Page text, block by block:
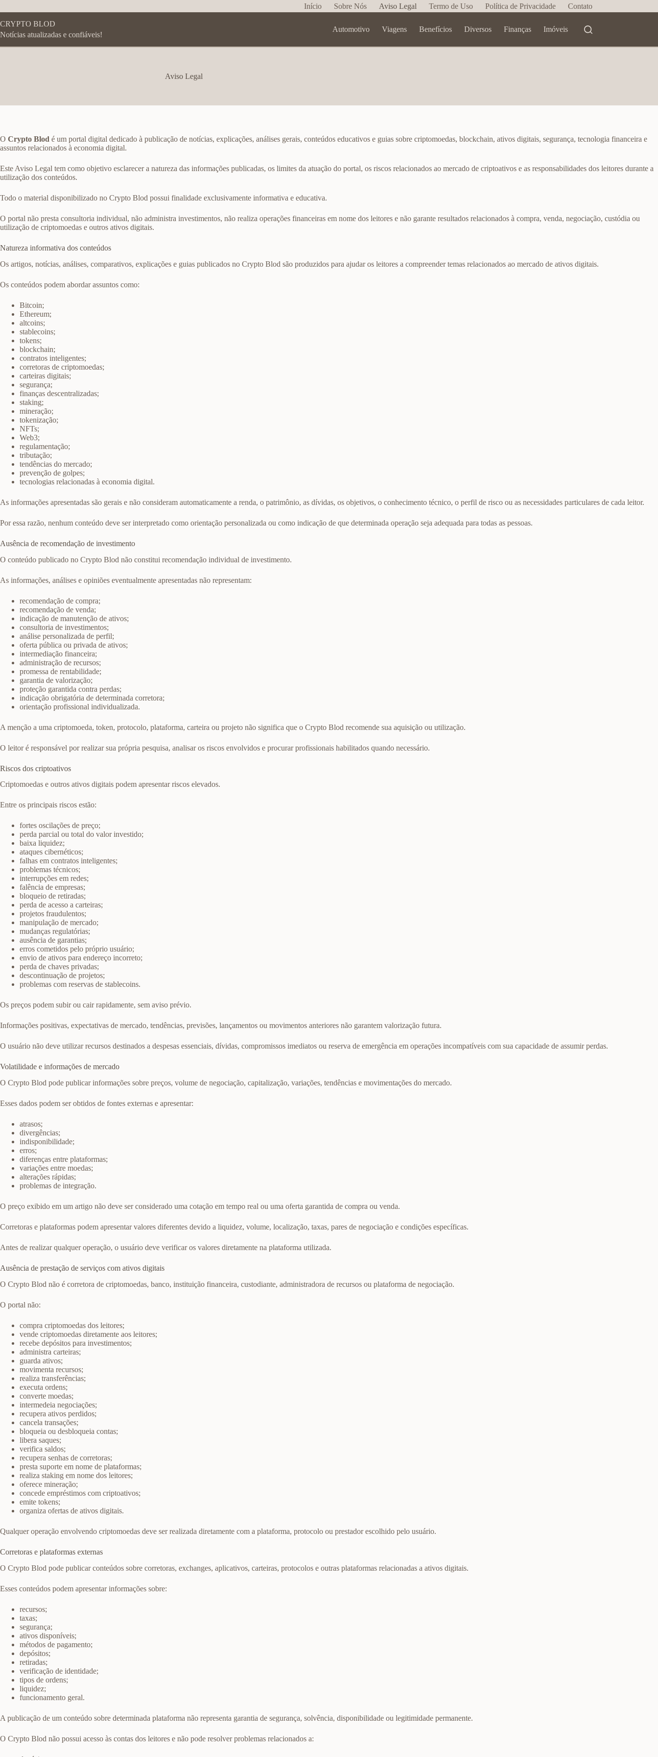
para
o
conteúdo
Início Sobre Nós Aviso Legal Termo de Uso Política de Privacidade Contato
CRYPTO BLOD
Notícias atualizadas e confiáveis!
Automotivo Viagens Benefícios Diversos Finanças Imóveis
Aviso Legal
O Crypto Blod é um portal digital dedicado à publicação de notícias, explicações, análises gerais, conteúdos educativos e guias sobre criptomoedas, blockchain, ativos digitais, segurança, tecnologia financeira e
assuntos relacionados à economia digital.
Este Aviso Legal tem como objetivo esclarecer a natureza das informações publicadas, os limites da atuação do portal, os riscos relacionados ao mercado de criptoativos e as responsabilidades dos leitores durante a
utilização dos conteúdos.
Todo o material disponibilizado no Crypto Blod possui finalidade exclusivamente informativa e educativa.
O portal não presta consultoria individual, não administra investimentos, não realiza operações financeiras em nome dos leitores e não garante resultados relacionados à compra, venda, negociação, custódia ou
utilização de criptomoedas e outros ativos digitais.
Natureza informativa dos conteúdos
Os artigos, notícias, análises, comparativos, explicações e guias publicados no Crypto Blod são produzidos para ajudar os leitores a compreender temas relacionados ao mercado de ativos digitais.
Os conteúdos podem abordar assuntos como:
Bitcoin;
Ethereum;
altcoins;
stablecoins;
tokens;
blockchain;
contratos inteligentes;
corretoras de criptomoedas;
carteiras digitais;
segurança;
finanças descentralizadas;
staking;
mineração;
tokenização;
NFTs;
Web3;
regulamentação;
tributação;
tendências do mercado;
prevenção de golpes;
tecnologias relacionadas à economia digital.
As informações apresentadas são gerais e não consideram automaticamente a renda, o patrimônio, as dívidas, os objetivos, o conhecimento técnico, o perfil de risco ou as necessidades particulares de cada leitor.
Por essa razão, nenhum conteúdo deve ser interpretado como orientação personalizada ou como indicação de que determinada operação seja adequada para todas as pessoas.
Ausência de recomendação de investimento
O conteúdo publicado no Crypto Blod não constitui recomendação individual de investimento.
As informações, análises e opiniões eventualmente apresentadas não representam:
recomendação de compra;
recomendação de venda;
indicação de manutenção de ativos;
consultoria de investimentos;
análise personalizada de perfil;
oferta pública ou privada de ativos;
intermediação financeira;
administração de recursos;
promessa de rentabilidade;
garantia de valorização;
proteção garantida contra perdas;
indicação obrigatória de determinada corretora;
orientação profissional individualizada.
A menção a uma criptomoeda, token, protocolo, plataforma, carteira ou projeto não significa que o Crypto Blod recomende sua aquisição ou utilização.
O leitor é responsável por realizar sua própria pesquisa, analisar os riscos envolvidos e procurar profissionais habilitados quando necessário.
Riscos dos criptoativos
Criptomoedas e outros ativos digitais podem apresentar riscos elevados.
Entre os principais riscos estão:
fortes oscilações de preço;
perda parcial ou total do valor investido;
baixa liquidez;
ataques cibernéticos;
falhas em contratos inteligentes;
problemas técnicos;
interrupções em redes;
falência de empresas;
bloqueio de retiradas;
perda de acesso a carteiras;
projetos fraudulentos;
manipulação de mercado;
mudanças regulatórias;
ausência de garantias;
erros cometidos pelo próprio usuário;
envio de ativos para endereço incorreto;
perda de chaves privadas;
descontinuação de projetos;
problemas com reservas de stablecoins.
Os preços podem subir ou cair rapidamente, sem aviso prévio.
Informações positivas, expectativas de mercado, tendências, previsões, lançamentos ou movimentos anteriores não garantem valorização futura.
O usuário não deve utilizar recursos destinados a despesas essenciais, dívidas, compromissos imediatos ou reserva de emergência em operações incompatíveis com sua capacidade de assumir perdas.
Volatilidade e informações de mercado
O Crypto Blod pode publicar informações sobre preços, volume de negociação, capitalização, variações, tendências e movimentações do mercado.
Esses dados podem ser obtidos de fontes externas e apresentar:
atrasos;
divergências;
indisponibilidade;
erros;
diferenças entre plataformas;
variações entre moedas;
alterações rápidas;
problemas de integração.
O preço exibido em um artigo não deve ser considerado uma cotação em tempo real ou uma oferta garantida de compra ou venda.
Corretoras e plataformas podem apresentar valores diferentes devido a liquidez, volume, localização, taxas, pares de negociação e condições específicas.
Antes de realizar qualquer operação, o usuário deve verificar os valores diretamente na plataforma utilizada.
Ausência de prestação de serviços com ativos digitais
O Crypto Blod não é corretora de criptomoedas, banco, instituição financeira, custodiante, administradora de recursos ou plataforma de negociação.
O portal não:
compra criptomoedas dos leitores;
vende criptomoedas diretamente aos leitores;
recebe depósitos para investimentos;
administra carteiras;
guarda ativos;
movimenta recursos;
realiza transferências;
executa ordens;
converte moedas;
intermedeia negociações;
recupera ativos perdidos;
cancela transações;
bloqueia ou desbloqueia contas;
libera saques;
verifica saldos;
recupera senhas de corretoras;
presta suporte em nome de plataformas;
realiza staking em nome dos leitores;
oferece mineração;
concede empréstimos com criptoativos;
emite tokens;
organiza ofertas de ativos digitais.
Qualquer operação envolvendo criptomoedas deve ser realizada diretamente com a plataforma, protocolo ou prestador escolhido pelo usuário.
Corretoras e plataformas externas
O Crypto Blod pode publicar conteúdos sobre corretoras, exchanges, aplicativos, carteiras, protocolos e outras plataformas relacionadas a ativos digitais.
Esses conteúdos podem apresentar informações sobre:
recursos;
taxas;
segurança;
ativos disponíveis;
métodos de pagamento;
depósitos;
retiradas;
verificação de identidade;
tipos de ordens;
liquidez;
funcionamento geral.
A publicação de um conteúdo sobre determinada plataforma não representa garantia de segurança, solvência, disponibilidade ou legitimidade permanente.
O Crypto Blod não possui acesso às contas dos leitores e não pode resolver problemas relacionados a: